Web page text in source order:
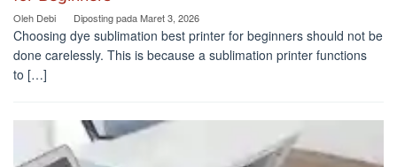
Oleh Debi Diposting padaMaret 3, 2026
Choosing dye sublimation best printer for beginners should not be
done carelessly. This is because a sublimation printer functions
to […]